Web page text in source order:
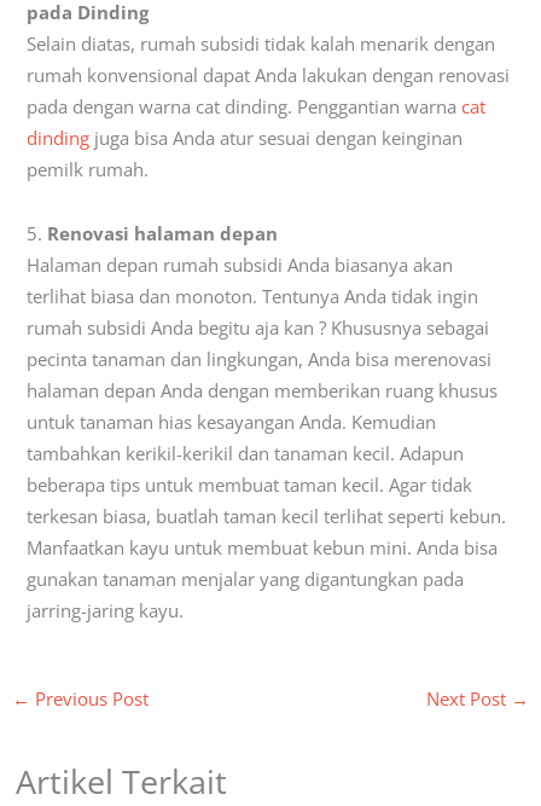
pada Dinding
Selain diatas, rumah subsidi tidak kalah menarik dengan
rumah konvensional dapat Anda lakukan dengan renovasi
pada dengan warna cat dinding. Penggantian warna cat
dinding juga bisa Anda atur sesuai dengan keinginan
pemilk rumah.
5. Renovasi halaman depan
Halaman depan rumah subsidi Anda biasanya akan
terlihat biasa dan monoton. Tentunya Anda tidak ingin
rumah subsidi Anda begitu aja kan ? Khususnya sebagai
pecinta tanaman dan lingkungan, Anda bisa merenovasi
halaman depan Anda dengan memberikan ruang khusus
untuk tanaman hias kesayangan Anda. Kemudian
tambahkan kerikil-kerikil dan tanaman kecil. Adapun
beberapa tips untuk membuat taman kecil. Agar tidak
terkesan biasa, buatlah taman kecil terlihat seperti kebun.
Manfaatkan kayu untuk membuat kebun mini. Anda bisa
gunakan tanaman menjalar yang digantungkan pada
jarring-jaring kayu.
← Previous Post Next Post →
Artikel Terkait